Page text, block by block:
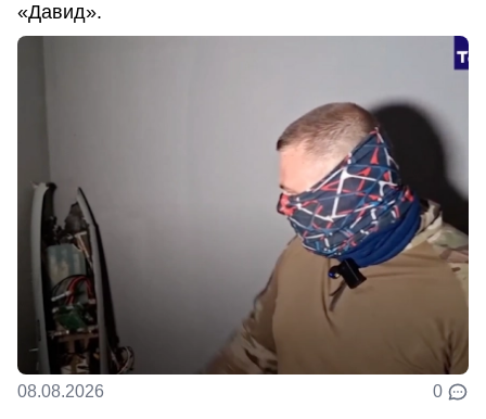
«Давид».
08.08.2026 0